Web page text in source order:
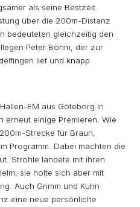
als seine Bestzeit.
über die 200m-Distanz
bedeuteten gleichzeitig den
Peter Böhm, der zur
lief und knapp
EM aus Göteborg in
erneut einige Premieren. Wie
Strecke für Braun,
Programm. Dabei machten die
Ströhle landete mit ihren
sie holte sich aber mit
Auch Grimm und Kuhn
eine neue persönliche